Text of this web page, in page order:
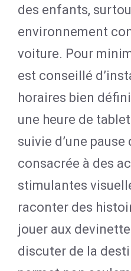
des enfants,
environnement
voiture. Pour
est conseillé
horaires bien
une heure de
suivie d’une
consacrée à des
stimulantes
raconter des
jouer aux
discuter de la